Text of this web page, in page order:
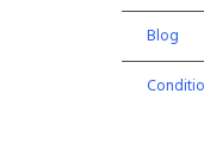
Blog